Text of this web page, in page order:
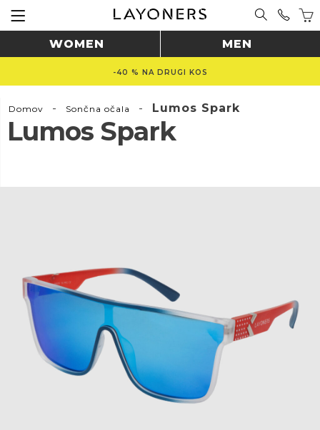
WOMEN MEN
-40 % NA DRUGI KOS
Domov - Sončna očala - Lumos Spark
Lumos Spark